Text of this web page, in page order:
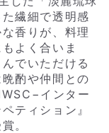
繊細で透明感
香りが、料理
よく合いま
でいただける
酌や仲間との
インター
ティション』
。